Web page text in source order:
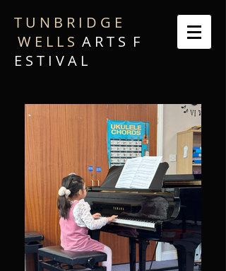
T U N B R I D G E
W E L L S A R T S F
E S T I V A L